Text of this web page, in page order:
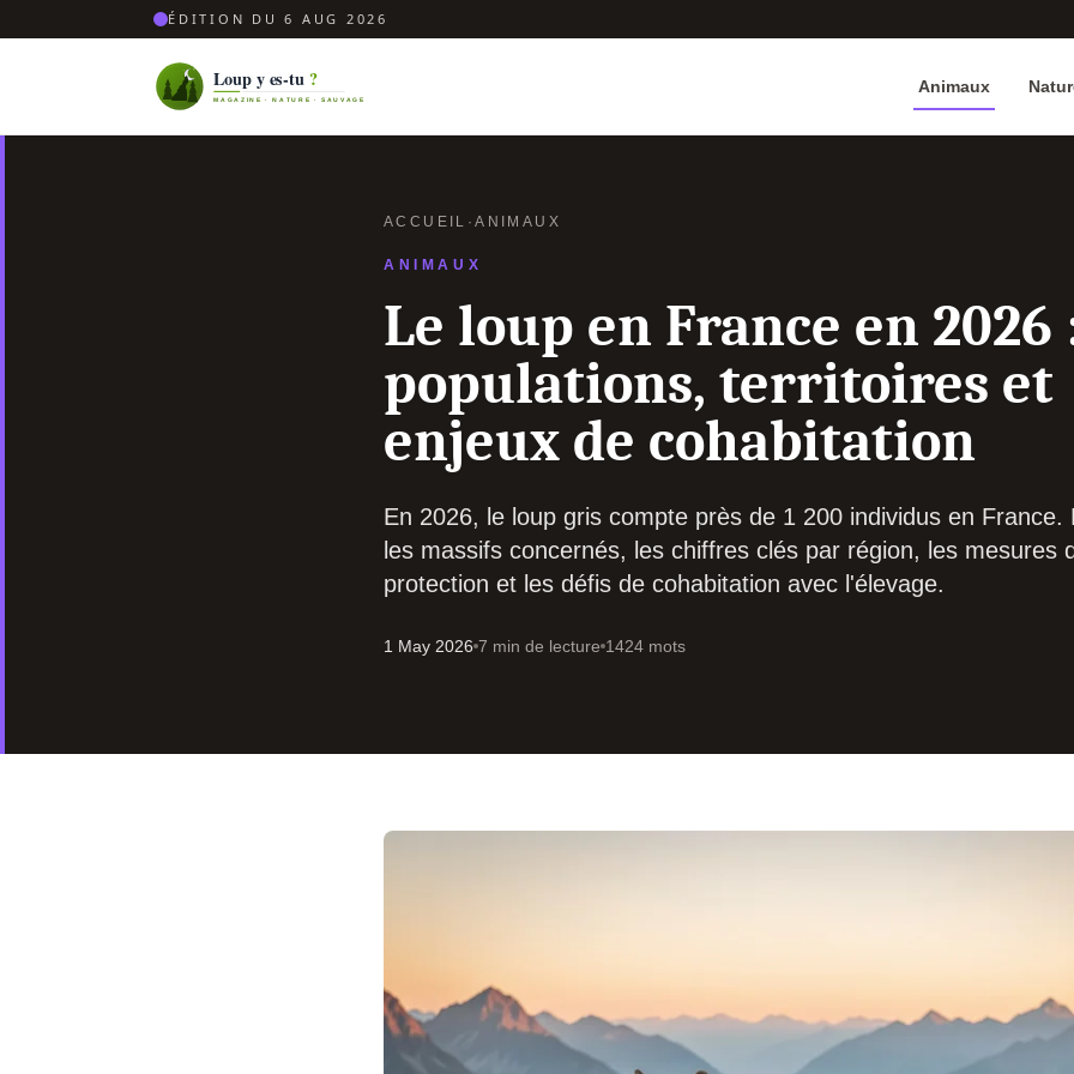
ÉDITION DU 6 AUG 2026
Animaux
ACCUEIL ·ANIMAUX
ANIMAUX
Le loup en France en 2026
populations, territoires et
enjeux de cohabitation
En 2026, le loup gris compte près de 1 200 individus en France.
les massifs concernés, les chiffres clés par région, les mesures
protection et les défis de cohabitation avec l'élevage.
1 May 2026 7 min de lecture 1424 mots